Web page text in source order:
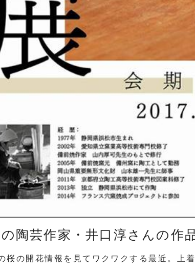
陶芸作家・井口淳さんの作
桜の開花情報を見てワクワクする最近。上